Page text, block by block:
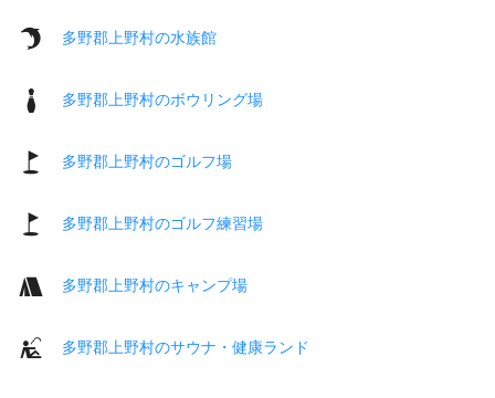
多野郡上野村の水族館
多野郡上野村のボウリング場
多野郡上野村のゴルフ場
多野郡上野村のゴルフ練習場
多野郡上野村のキャンプ場
多野郡上野村のサウナ・健康ランド